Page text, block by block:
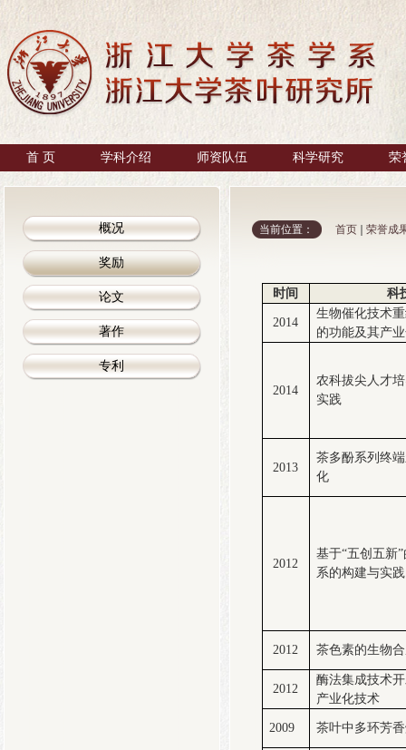
首 页 学科介绍 师资队伍 科学研究 荣
概况
奖励
论文
著作
专利
当前位置： 首页 荣誉成
时间 科
2014
生物催化技术
的功能及其产
2014
农科拔尖人才
实践
2013
茶多酚系列终
化
2012
基于“五创五新
系的构建与实践
2012 茶色素的生物
2012
酶法集成技术
产业化技术
2009 茶叶中多环芳